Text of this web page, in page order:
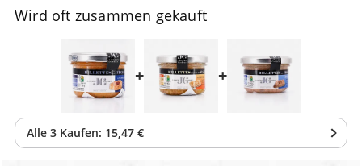
Wird oft zusammen gekauft
+ +
Alle 3 Kaufen: 15,47 €